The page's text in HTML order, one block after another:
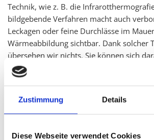
Zustimmung Details
Diese Webseite verwendet Cookies
Technik, wie z. B. die
bildgebende Verfahren macht auch
Leckagen oder feine Durchlässe im
Wärmeabbildung sichtbar. Dank solcher
übersehen wir nichts. Sie können sich
nach den erfolgten Reparatur- und
unsere Firma, Ihr Gebäude wieder in
und stehen Ihnen zur Seite bei der
Gebäudeversicherung. Über unsere